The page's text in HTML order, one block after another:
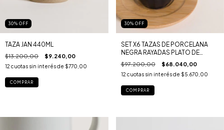
30% OFF
TAZA JAN 440ML
$13.200,00 $9.240,00
12 cuotas sin interés de $770,00
30% OFF
SET X6 TAZAS DE PORCELANA
NEGRA RAYADAS PLATO DE
BAMBOO 80ML
$97.200,00 $68.040,00
12 cuotas sin interés de $5.670,00